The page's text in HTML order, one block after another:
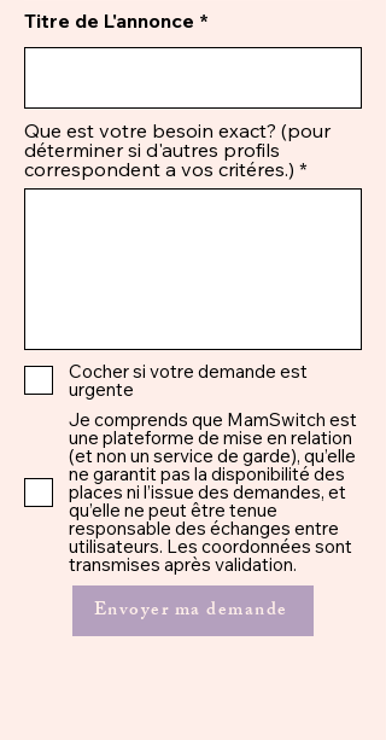
Titre de L'annonce
Que est votre besoin exact? (pour
déterminer si d'autres profils
correspondent a vos critéres.)
Cocher si votre demande est
urgente
Je comprends que MamSwitch est
une plateforme de mise en relation
(et non un service de garde), qu’elle
ne garantit pas la disponibilité des
places ni l’issue des demandes, et
qu’elle ne peut être tenue
responsable des échanges entre
utilisateurs. Les coordonnées sont
transmises après validation.
Envoyer ma demande